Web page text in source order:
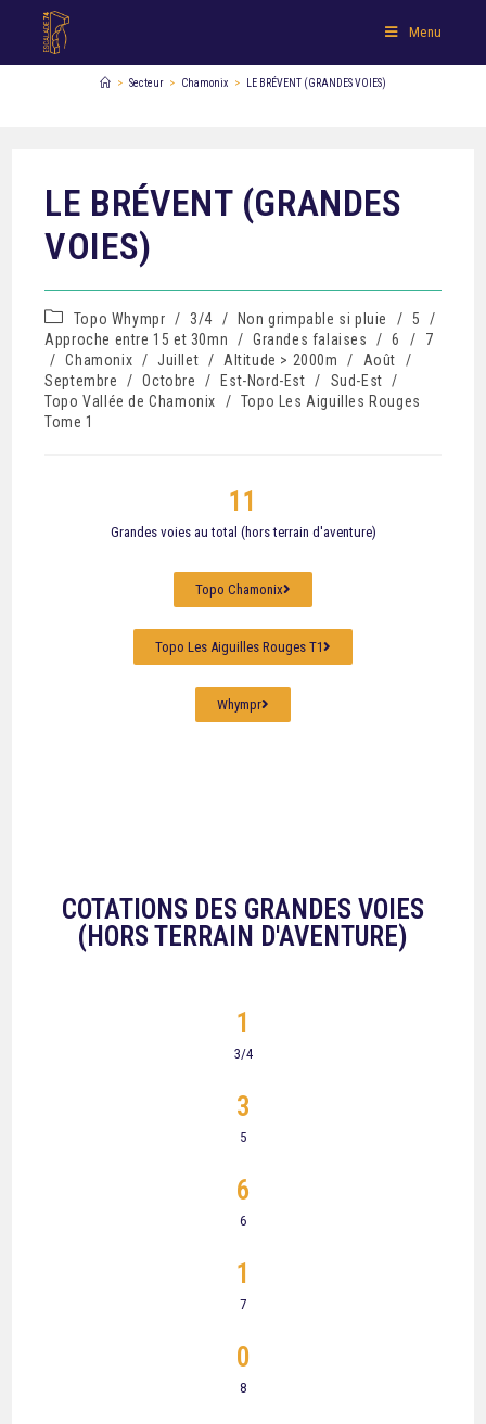
Menu
> Secteur > Chamonix > LE BRÉVENT (GRANDES VOIES)
LE BRÉVENT (GRANDES
VOIES)
Topo Whympr / 3/4 / Non grimpable si pluie / 5
/
Approche entre 15 et 30mn
/ Grandes falaises / 6 /
7
/ Chamonix / Juillet / Altitude > 2000m / Août
/
Septembre
/ Octobre / Est-Nord-Est / Sud-Est /
Topo Vallée de Chamonix
/ Topo Les Aiguilles Rouges
Tome 1
Grandes voies au total (hors terrain d'aventure)
11
Topo Chamonix
Topo Les Aiguilles Rouges T1
Whympr
COTATIONS DES GRANDES VOIES
(HORS TERRAIN D'AVENTURE)
3/4
1
5
3
6
6
7
1
8
0